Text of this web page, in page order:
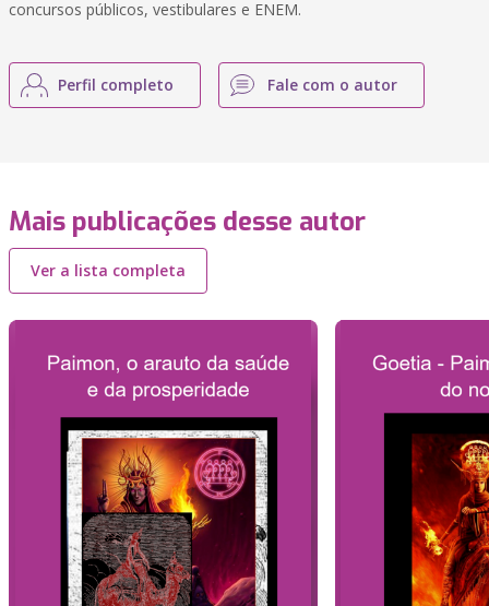
concursos públicos, vestibulares e ENEM.
Perfil completo Fale com o autor
Mais publicações desse autor
Ver a lista completa